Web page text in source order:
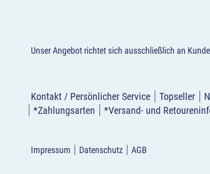
Unser Angebot richtet sich ausschließlich an
Kontakt / Persönlicher Service Topseller
*Zahlungsarten
*Versand- und
Impressum Datenschutz AGB